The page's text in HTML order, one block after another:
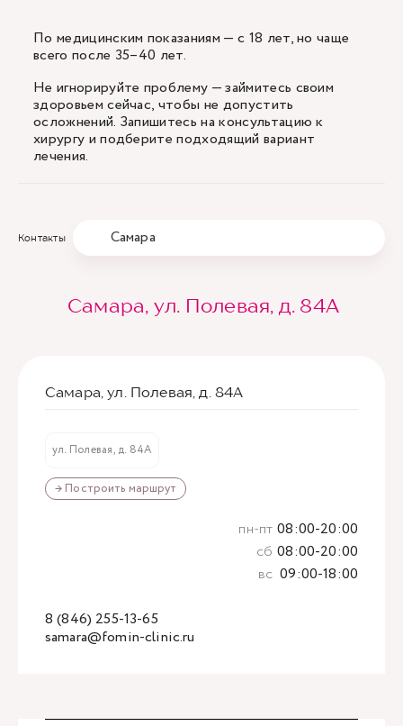
По медицинским показаниям — с 18 лет, но чаще
всего после 35–40 лет.
Не игнорируйте проблему — займитесь своим
здоровьем сейчас, чтобы не допустить
осложнений. Запишитесь на консультацию к
хирургу и подберите подходящий вариант
лечения.
Контакты Самара
Самара, ул. Полевая, д. 84А
Самара, ул. Полевая, д. 84А
ул. Полевая, д. 84А
→ Построить маршрут
samara@fomin-clinic.ru
8 (846) 255-13-65
пн-пт 08:00-20:00
сб 08:00-20:00
вс 09:00-18:00